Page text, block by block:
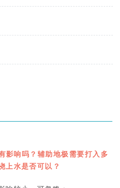
影响吗？辅助地极需要打入多
上水是否可以？